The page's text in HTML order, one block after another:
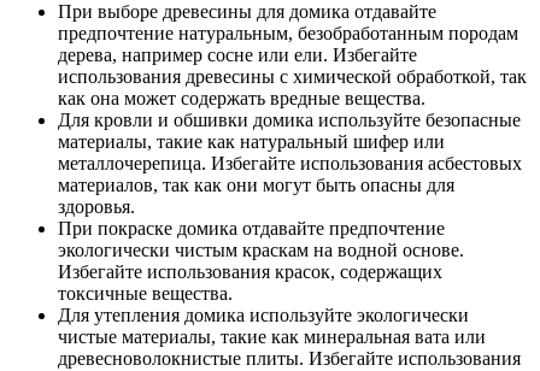
При выборе древесины для домика отдавайте
предпочтение натуральным, безобработанным породам
дерева, например сосне или ели. Избегайте
использования древесины с химической обработкой, так
как она может содержать вредные вещества.
Для кровли и обшивки домика используйте безопасные
материалы, такие как натуральный шифер или
металлочерепица. Избегайте использования асбестовых
материалов, так как они могут быть опасны для
здоровья.
При покраске домика отдавайте предпочтение
экологически чистым краскам на водной основе.
Избегайте использования красок, содержащих
токсичные вещества.
Для утепления домика используйте экологически
чистые материалы, такие как минеральная вата или
древесноволокнистые плиты. Избегайте использования